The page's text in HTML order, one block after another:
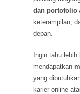
dan portofolio
keterampilan,
depan.
Ingin tahu lebih
mendapatkan
yang
karier online